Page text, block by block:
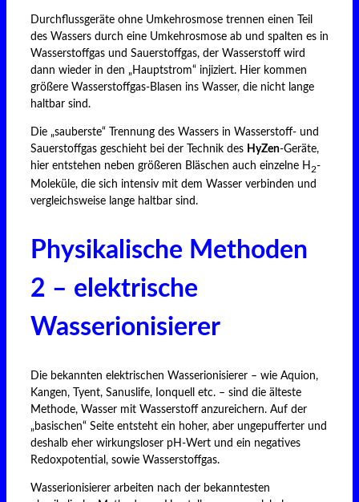
Durchflussgeräte ohne Umkehrosmose trennen einen Teil
des Wassers durch eine Umkehrosmose ab und spalten es in
Wasserstoffgas und Sauerstoffgas, der Wasserstoff wird
dann wieder in den „Hauptstrom“ injiziert. Hier kommen
größere Wasserstoffgas-Blasen ins Wasser, die nicht lange
haltbar sind.
Die „sauberste“ Trennung des Wassers in Wasserstoff- und
Sauerstoffgas geschieht bei der Technik des HyZen-Geräte,
hier entstehen neben größeren Bläschen auch einzelne H 2-
Moleküle, die sich intensiv mit dem Wasser verbinden und
vergleichsweise lange haltbar sind.
Physikalische Methoden
2 – elektrische
Wasserionisierer
Die bekannten elektrischen Wasserionisierer – wie Aquion,
Kangen, Tyent, Sanuslife, Ionquell etc. – sind die älteste
Methode, Wasser mit Wasserstoff anzureichern. Auf der
„basischen“ Seite entsteht ein hoher, aber ungepufferter und
deshalb eher wirkungsloser pH-Wert und ein negatives
Redoxpotential, sowie Wasserstoffgas.
Wasserionisierer arbeiten nach der bekanntesten